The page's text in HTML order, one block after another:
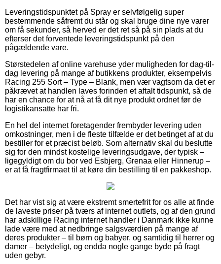
Leveringstidspunktet på Spray er selvfølgelig super
bestemmende såfremt du står og skal bruge dine nye varer
om få sekunder, så herved er det ret så på sin plads at du
efterser det forventede leveringstidspunkt på den
pågældende vare.
Størstedelen af online varehuse yder muligheden for dag-til-
dag levering på mange af butikkens produkter, eksempelvis
Racing 255 Sort – Type – Blank, men vær vagtsom da det er
påkrævet at handlen laves forinden et aftalt tidspunkt, så de
har en chance for at nå at få dit nye produkt ordnet før de
logistikansatte har fri.
En hel del internet foretagender frembyder levering uden
omkostninger, men i de fleste tilfælde er det betinget af at du
bestiller for et præcist beløb. Som alternativ skal du beslutte
sig for den mindst kostelige leveringsudgave, der typisk –
ligegyldigt om du bor ved Esbjerg, Grenaa eller Hinnerup –
er at få fragtfirmaet til at køre din bestilling til en pakkeshop.
Det har vist sig at være ekstremt smertefrit for os alle at finde
de laveste priser på tværs af internet outlets, og af den grund
har adskillige Racing internet handler i Danmark ikke kunne
lade være med at nedbringe salgsværdien på mange af
deres produkter – til børn og babyer, og samtidig til herrer og
damer – betydeligt, og endda nogle gange byde på fragt
uden gebyr.